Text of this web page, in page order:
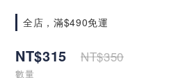
全店，滿$490免運
NT$315 NT$350
數量